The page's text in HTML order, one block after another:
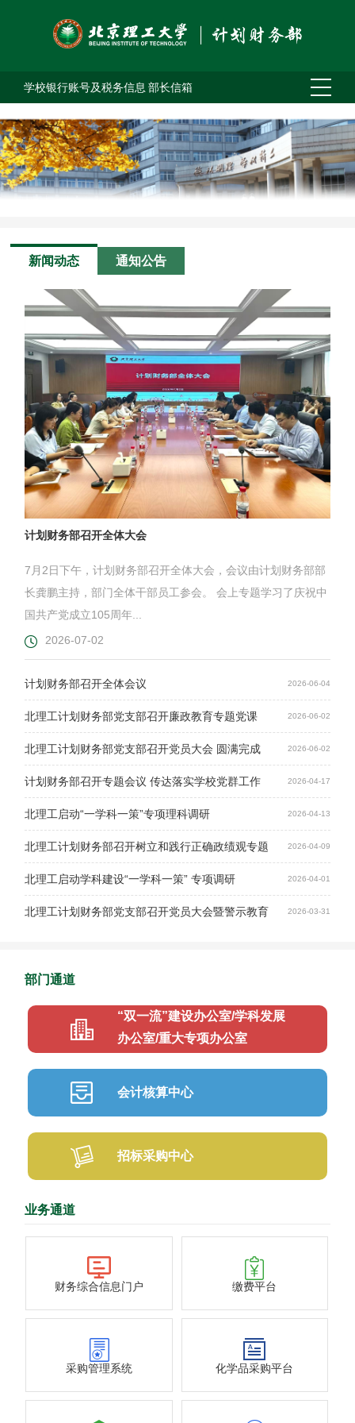
学校银行账号及税务信息 部长信箱
新闻动态 通知公告
计划财务部召开全体大会
7月2日下午，计划财务部召开全体大会，会议由计划财务部部
长龚鹏主持，部门全体干部员工参会。 会上专题学习了庆祝中
国共产党成立105周年...
2026-07-02
计划财务部召开全体会议 2026-06-04
北理工计划财务部党支部召开廉政教育专题党课 2026-06-02
北理工计划财务部党支部召开党员大会 圆满完成
支部委员会换届
2026-06-02
计划财务部召开专题会议 传达落实学校党群工作
会议（扩大）精神
2026-04-17
北理工启动“一学科一策”专项理科调研 2026-04-13
北理工计划财务部召开树立和践行正确政绩观专题
读书班
2026-04-09
北理工启动学科建设“一学科一策” 专项调研 2026-04-01
北理工计划财务部党支部召开党员大会暨警示教育 2026-03-31
部门通道
“双一流”建设办公室/学科发展
办公室/重大专项办公室
会计核算中心
招标采购中心
业务通道
财务综合信息门户 缴费平台
采购管理系统 化学品采购平台